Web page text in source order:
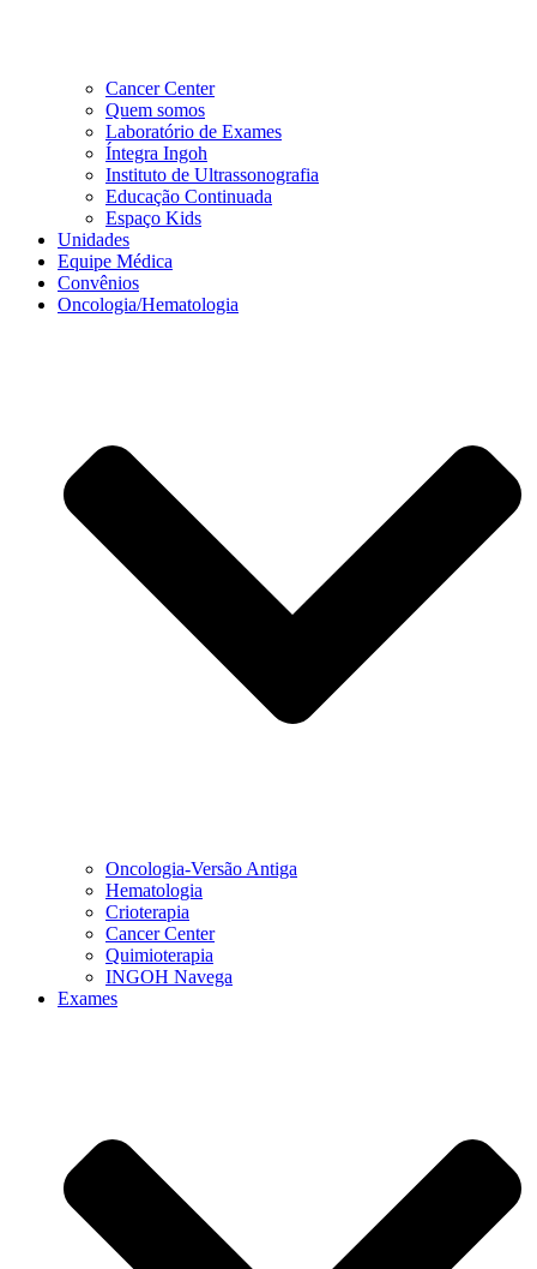
Cancer Center
Quem somos
Laboratório de Exames
Íntegra Ingoh
Instituto de Ultrassonografia
Educação Continuada
Espaço Kids
Unidades
Equipe Médica
Convênios
Oncologia/Hematologia
Oncologia-Versão Antiga
Hematologia
Crioterapia
Cancer Center
Quimioterapia
INGOH Navega
Exames